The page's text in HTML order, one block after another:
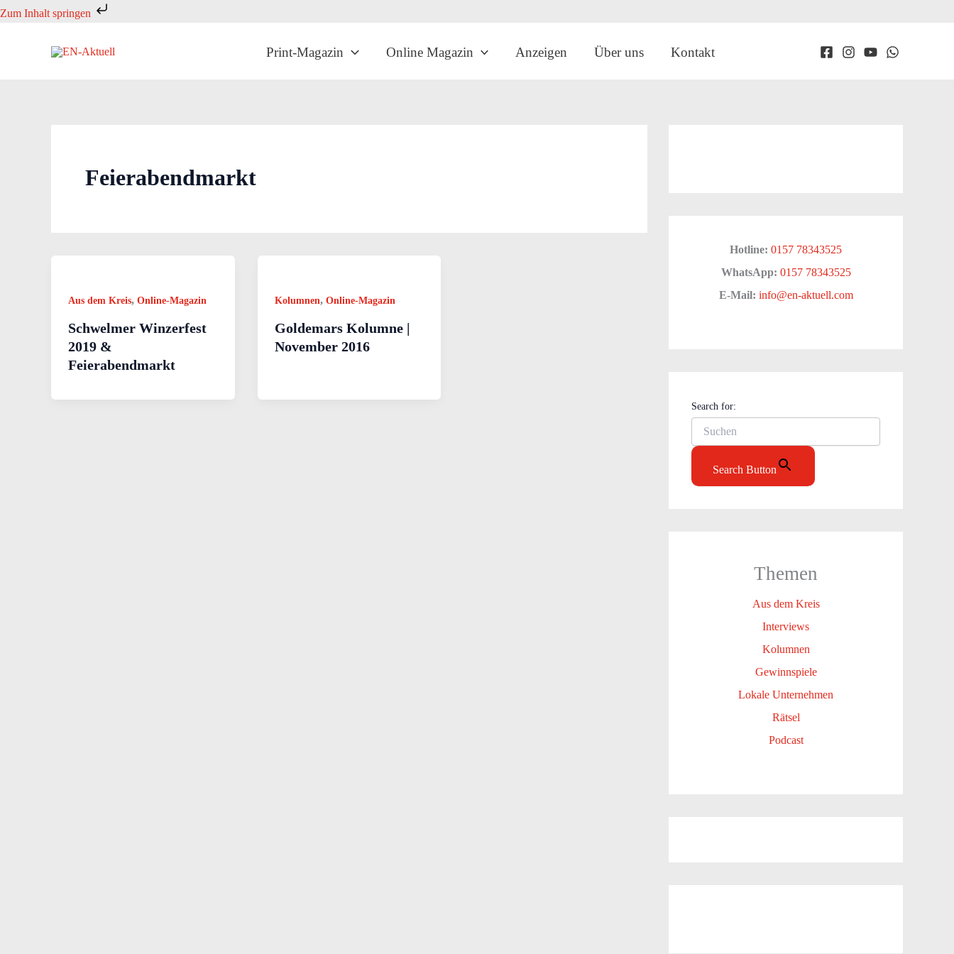
Zum Inhalt springen
Zum
Print-Magazin Online Magazin Anzeigen Über uns Kontakt
Feierabendmarkt
Aus dem Kreis, Online-Magazin
Schwelmer Winzerfest
2019 &
Feierabendmarkt
Kolumnen, Online-Magazin
Goldemars Kolumne |
November 2016
Hotline: 0157 78343525
WhatsApp: 0157 78343525
E-Mail: info@en-aktuell.com
Search for:
Search Button
Themen
Aus dem Kreis
Interviews
Kolumnen
Gewinnspiele
Lokale Unternehmen
Rätsel
Podcast